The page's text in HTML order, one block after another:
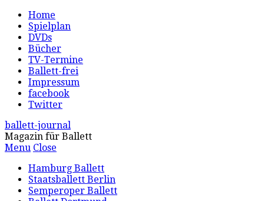
Home
Spielplan
DVDs
Bücher
TV-Termine
Ballett-frei
Impressum
facebook
Twitter
ballett-journal
Magazin für Ballett
Menu Close
Hamburg Ballett
Staatsballett Berlin
Semperoper Ballett